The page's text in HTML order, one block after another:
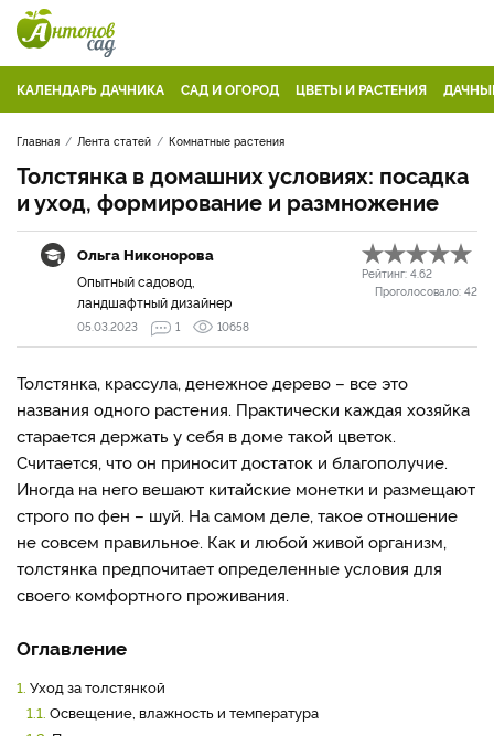
КАЛЕНДАРЬ ДАЧНИКА САД И ОГОРОД ЦВЕТЫ И РАСТЕНИЯ
Главная Лента статей Комнатные растения
Толстянка в домашних условиях: посадка
и уход, формирование и размножение
Ольга Никонорова
Опытный садовод,
ландшафтный дизайнер
Рейтинг: 4.62
Проголосовало: 42
05.03.2023 1 10658
Толстянка, крассула, денежное дерево – все это
названия одного растения. Практически каждая хозяйка
старается держать у себя в доме такой цветок.
Считается, что он приносит достаток и благополучие.
Иногда на него вешают китайские монетки и размещают
строго по фен – шуй. На самом деле, такое отношение
не совсем правильное. Как и любой живой организм,
толстянка предпочитает определенные условия для
своего комфортного проживания.
Оглавление
1. Уход за толстянкой
1.1. Освещение, влажность и температура